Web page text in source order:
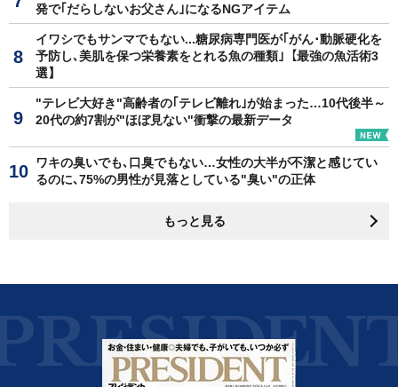
発で｢だらしないお父さん｣になるNGアイテム
イワシでもサンマでもない...糖尿病専門医が｢がん･動脈硬化を
予防し､美肌を保つ栄養素をとれる魚の種類｣【最強の魚活術3
選】
"テレビ大好き"高齢者の｢テレビ離れ｣が始まった…10代後半～
20代の約7割が"ほぼ見ない"衝撃の最新データ
ワキの臭いでも､口臭でもない…女性の大半が不潔と感じてい
るのに､75%の男性が見落としている"臭い"の正体
もっと見る